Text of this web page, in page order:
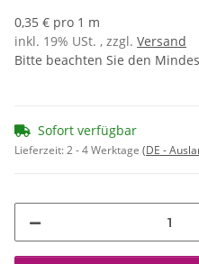
0,35 € pro 1 m
inkl. 19% USt. , zzgl. Versand
Bitte beachten Sie den
Sofort verfügbar
Lieferzeit:2 - 4 Werktage (DE -